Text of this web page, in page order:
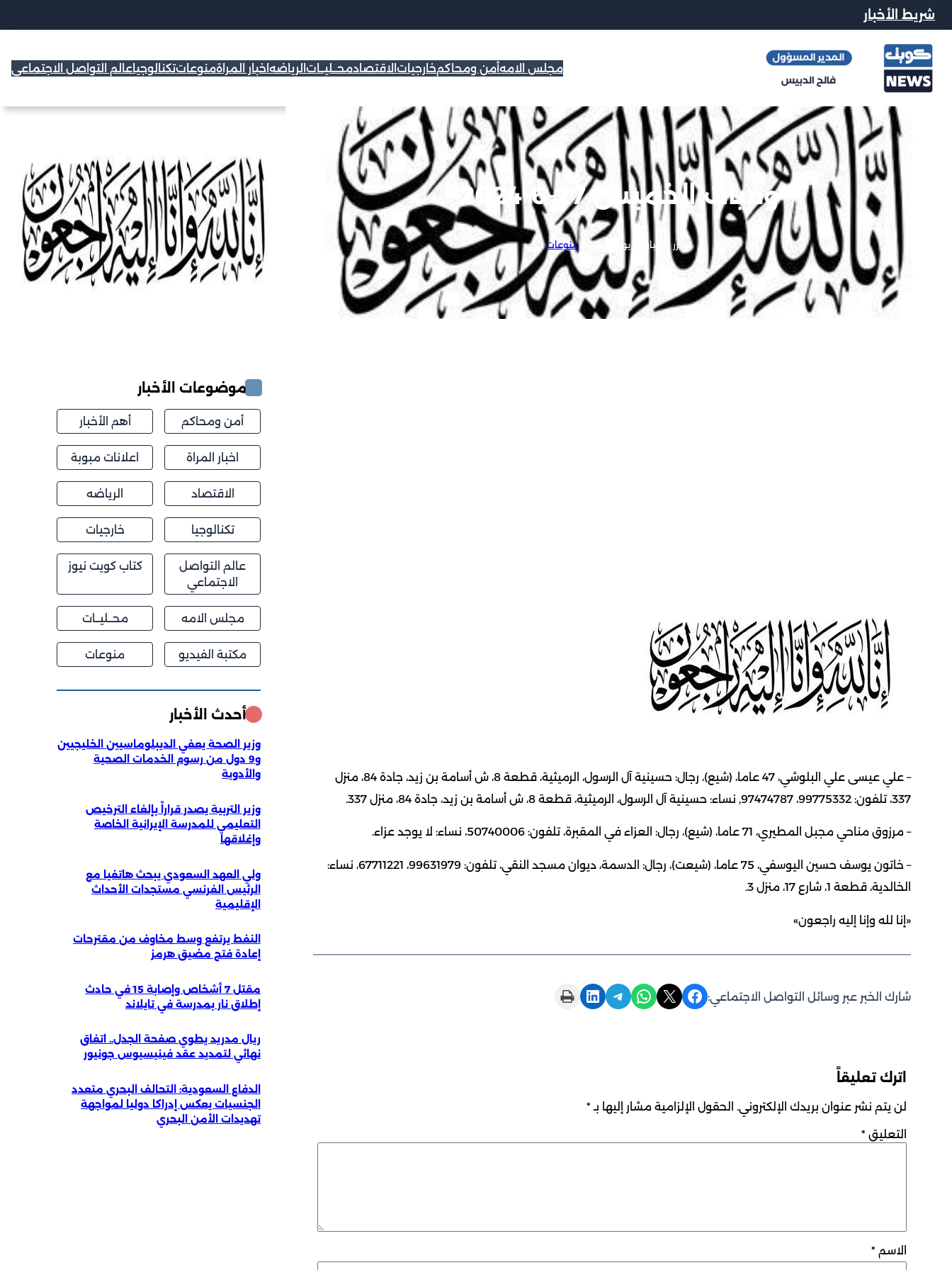
شريط الأخبار
مجلس الامهأمن ومحاكمخارجيات الاقتصادمحــليــات الرياضه اخبار المراةمنوعاتتكنالوجياعالم التواصل الاجتماعي
وفيات الخميس 27-6-2024
محرر الاخبار |منوعات
– علي عيسى علي البلوشي، 47 عاما، (شيع)، رجال: حسينية آل الرسول، الرميثية، قطعة 8، ش أسامة بن زيد، جادة 84، منزل
337، تلفون: 99775332، 97474787, نساء: حسينية آل الرسول، الرميثية، قطعة 8، ش أسامة بن زيد، جادة 84، منزل 337.
– مرزوق مناحي مجبل المطيري، 71 عاما، (شيع)، رجال: العزاء في المقبرة، تلفون: 50740006، نساء: لا يوجد عزاء.
– خاتون يوسف حسين اليوسفي، 75 عاما، (شيعت)، رجال: الدسمة، ديوان مسجد النقي، تلفون: 99631979، 67711221، نساء:
الخالدية، قطعة 1، شارع 17، منزل 3.
‮«إنا لله وإنا إليه راجعون‮»
شارك الخبر عبر وسائل التواصل الاجتماعي: Share on Facebook
Share on X
Share on WhatsApp
Share on Telegram
Share on LinkedIn
Print this Page
اترك تعليقاً
لن يتم نشر عنوان بريدك الإلكتروني. الحقول الإلزامية مشار إليها بـ *
التعليق *
الاسم *
موضوعات الأخبار
أمن ومحاكم أهم الأخبار
اخبار المراة اعلانات مبوبة
الاقتصاد الرياضه
تكنالوجيا خارجيات
عالم التواصل
الاجتماعي
كتاب كويت نيوز
مجلس الامه محــليــات
مكتبة الفيديو منوعات
أحدث الأخبار
وزير الصحة يعفي الديبلوماسيين الخليجيين
و9 دول من رسوم الخدمات الصحية
والأدوية
وزير التربية يصدر قراراً بإلغاء الترخيص
التعليمي للمدرسة الإيرانية الخاصة
وإغلاقها
ولي العهد السعودي يبحث هاتفيا مع
الرئيس الفرنسي مستجدات الأحداث
الإقليمية
النفط يرتفع وسط مخاوف من مقترحات
إعادة فتح مضيق هرمز
مقتل 7 أشخاص وإصابة 15 في حادث
إطلاق نار بمدرسة في تايلاند
ريال مدريد يطوي صفحة الجدل.. اتفاق
نهائي لتمديد عقد فينيسيوس جونيور
الدفاع السعودية: التحالف البحري متعدد
الجنسيات يعكس إدراكا دوليا لمواجهة
تهديدات الأمن البحري